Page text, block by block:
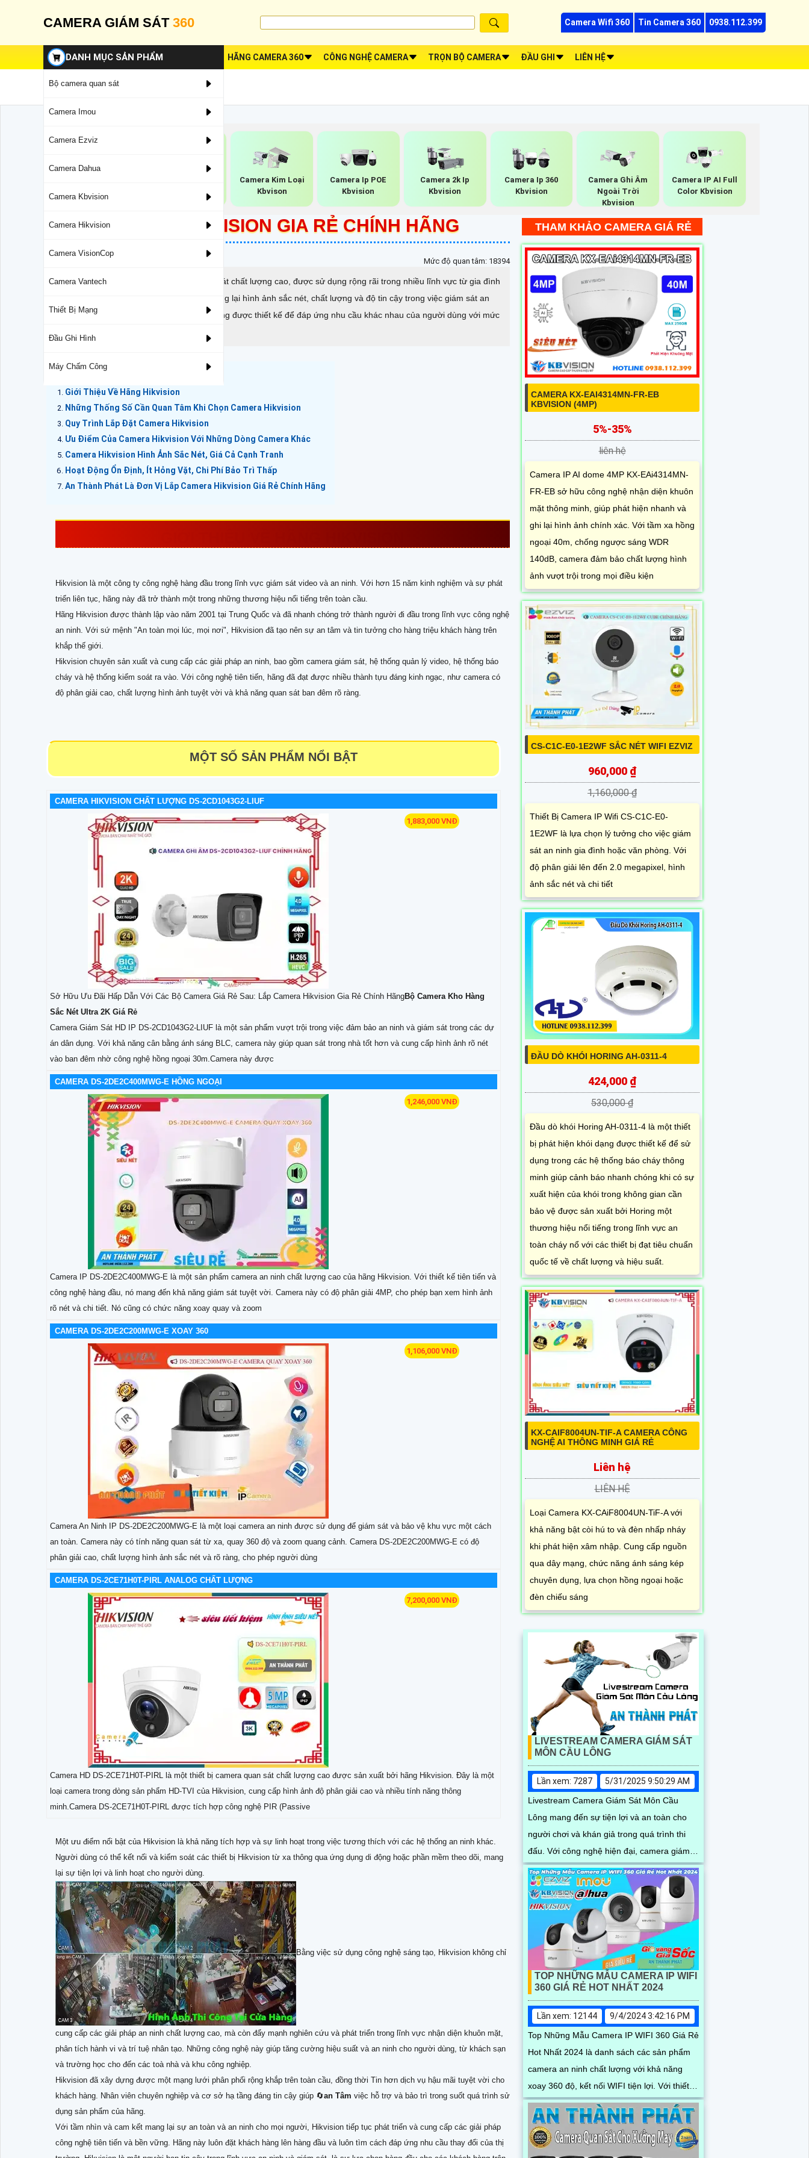
CAMERA GIÁM SÁT 360 Camera Wifi 360 Tin Camera 360 0938.112.399
DANH MỤC SẢN PHẨM
Bộ camera quan sát
Camera Imou
Camera Ezviz
Camera Dahua
Camera Kbvision
Camera Hikvision
Camera VisionCop
Camera Vantech
Thiết Bị Mạng
Đầu Ghi Hình
Máy Chấm Công
HÃNG CAMERA 360 CÔNG NGHỆ CAMERA TRỌN BỘ CAMERA ĐẦU GHI LIÊN HỆ
Camera Kim Loại
Kbvison
Camera Ip POE
Kbvision
Camera 2k Ip
Kbvision
Camera Ip 360
Kbvision
Camera Ghi Âm
Ngoài Trời
Kbvision
Camera IP AI Full
Color Kbvision
LẮP CAMERA HIKVISION GIA RẺ CHÍNH HÃNG
Mức độ quan tâm: 18394
Camera Hikvision là dòng camera giám sát chất lượng cao, được sử dụng rộng rãi trong nhiều lĩnh vực từ gia đình
đến doanh nghiệp. Hikvision cam kết mang lại hình ảnh sắc nét, chất lượng và độ tin cậy trong việc giám sát an
ninh. Camera Hikvision Gia Rẻ Chính Hãng được thiết kế để đáp ứng nhu cầu khác nhau của người dùng với mức
Giới Thiệu Về Hãng Hikvision
Những Thống Số Cần Quan Tâm Khi Chọn Camera Hikvision
Quy Trình Lắp Đặt Camera Hikvision
Ưu Điểm Của Camera Hikvision Với Những Dòng Camera Khác
Camera Hikvision Hình Ảnh Sắc Nét, Giá Cả Cạnh Tranh
Hoạt Động Ổn Định, Ít Hỏng Vặt, Chi Phí Bảo Trì Thấp
An Thành Phát Là Đơn Vị Lắp Camera Hikvision Giá Rẻ Chính Hãng
Hikvision là một công ty công nghệ hàng đầu trong lĩnh vực giám sát video và an ninh. Với hơn 15 năm kinh nghiệm và sự phát
triển liên tục, hãng này đã trở thành một trong những thương hiệu nổi tiếng trên toàn cầu.
Hãng Hikvision được thành lập vào năm 2001 tại Trung Quốc và đã nhanh chóng trở thành người đi đầu trong lĩnh vực công nghệ
an ninh. Với sứ mệnh "An toàn mọi lúc, mọi nơi", Hikvision đã tạo nên sự an tâm và tin tưởng cho hàng triệu khách hàng trên
khắp thế giới.
Hikvision chuyên sản xuất và cung cấp các giải pháp an ninh, bao gồm camera giám sát, hệ thống quản lý video, hệ thống báo
cháy và hệ thống kiểm soát ra vào. Với công nghệ tiên tiến, hãng đã đạt được nhiều thành tựu đáng kinh ngạc, như camera có
độ phân giải cao, chất lượng hình ảnh tuyệt vời và khả năng quan sát ban đêm rõ ràng.
MỘT SỐ SẢN PHẨM NỔI BẬT
CAMERA HIKVISION CHẤT LƯỢNG DS-2CD1043G2-LIUF
1,883,000 VNĐ
Sở Hữu Ưu Đãi Hấp Dẫn Với Các Bộ Camera Giá Rẻ Sau: Lắp Camera Hikvision Gia Rẻ Chính HãngBộ Camera Kho Hàng
Sắc Nét Ultra 2K Giá Rẻ
Camera Giám Sát HD IP DS-2CD1043G2-LIUF là một sản phẩm vượt trội trong việc đảm bảo an ninh và giám sát trong các dự
án dân dụng. Với khả năng cân bằng ánh sáng BLC, camera này giúp quan sát trong nhà tốt hơn và cung cấp hình ảnh rõ nét
vào ban đêm nhờ công nghệ hồng ngoại 30m.Camera này được
CAMERA DS-2DE2C400MWG-E HỒNG NGOẠI
1,246,000 VNĐ
Camera IP DS-2DE2C400MWG-E là một sản phẩm camera an ninh chất lượng cao của hãng Hikvision. Với thiết kế tiên tiến và
công nghệ hàng đầu, nó mang đến khả năng giám sát tuyệt vời. Camera này có độ phân giải 4MP, cho phép bạn xem hình ảnh
rõ nét và chi tiết. Nó cũng có chức năng xoay quay và zoom
CAMERA DS-2DE2C200MWG-E XOAY 360
1,106,000 VNĐ
Camera An Ninh IP DS-2DE2C200MWG-E là một loại camera an ninh được sử dụng để giám sát và bảo vệ khu vực một cách
an toàn. Camera này có tính năng quan sát từ xa, quay 360 độ và zoom quang cảnh. Camera DS-2DE2C200MWG-E có độ
phân giải cao, chất lượng hình ảnh sắc nét và rõ ràng, cho phép người dùng
CAMERA DS-2CE71H0T-PIRL ANALOG CHẤT LƯỢNG
7,200,000 VNĐ
Camera HD DS-2CE71H0T-PIRL là một thiết bị camera quan sát chất lượng cao được sản xuất bởi hãng Hikvision. Đây là một
loại camera trong dòng sản phẩm HD-TVI của Hikvision, cung cấp hình ảnh độ phân giải cao và nhiều tính năng thông
minh.Camera DS-2CE71H0T-PIRL được tích hợp công nghệ PIR (Passive
Một ưu điểm nổi bật của Hikvision là khả năng tích hợp và sự linh hoạt trong việc tương thích với các hệ thống an ninh khác.
Người dùng có thể kết nối và kiểm soát các thiết bị Hikvision từ xa thông qua ứng dụng di động hoặc phần mềm theo dõi, mang
lại sự tiện lợi và linh hoạt cho người dùng.
Bằng việc sử dụng công nghệ sáng tạo, Hikvision không chỉ
cung cấp các giải pháp an ninh chất lượng cao, mà còn đẩy mạnh nghiên cứu và phát triển trong lĩnh vực nhận diện khuôn mặt,
phân tích hành vi và trí tuệ nhân tạo. Những công nghệ này giúp tăng cường hiệu suất và an ninh cho người dùng, từ khách sạn
và trường học cho đến các toà nhà và khu công nghiệp.
Hikvision đã xây dựng được một mạng lưới phân phối rộng khắp trên toàn cầu, đồng thời Tin hơn dịch vụ hậu mãi tuyệt vời cho
khách hàng. Nhân viên chuyên nghiệp và cơ sở hạ tầng đáng tin cậy giúp 🔄an Tâm việc hỗ trợ và bảo trì trong suốt quá trình sử
dụng sản phẩm của hãng.
Với tầm nhìn và cam kết mang lại sự an toàn và an ninh cho mọi người, Hikvision tiếp tục phát triển và cung cấp các giải pháp
công nghệ tiên tiến và bền vững. Hãng này luôn đặt khách hàng lên hàng đầu và luôn tìm cách đáp ứng nhu cầu thay đổi của thị
THAM KHẢO CAMERA GIÁ RẺ
CAMERA KX-EAI4314MN-FR-EB
KBVISION (4MP)
5%-35%
liên hệ
Camera IP AI dome 4MP KX-EAi4314MN-
FR-EB sở hữu công nghệ nhận diện khuôn
mặt thông minh, giúp phát hiện nhanh và
ghi lại hình ảnh chính xác. Với tầm xa hồng
ngoại 40m, chống ngược sáng WDR
140dB, camera đảm bảo chất lượng hình
ảnh vượt trội trong mọi điều kiện
CS-C1C-E0-1E2WF SẮC NÉT WIFI EZVIZ
960,000 ₫
1,160,000 ₫
Thiết Bị Camera IP Wifi CS-C1C-E0-
1E2WF là lựa chọn lý tưởng cho việc giám
sát an ninh gia đình hoặc văn phòng. Với
độ phân giải lên đến 2.0 megapixel, hình
ảnh sắc nét và chi tiết
ĐẦU DÒ KHÓI HORING AH-0311-4
424,000 ₫
530,000 ₫
Đầu dò khói Horing AH-0311-4 là một thiết
bị phát hiện khói dạng được thiết kế để sử
dụng trong các hệ thống báo cháy thông
minh giúp cảnh báo nhanh chóng khi có sự
xuất hiện của khói trong không gian cần
bảo vệ được sản xuất bởi Horing một
thương hiệu nổi tiếng trong lĩnh vực an
toàn cháy nổ với các thiết bị đạt tiêu chuẩn
quốc tế về chất lượng và hiệu suất.
KX-CAIF8004UN-TIF-A CAMERA CÔNG
NGHỆ AI THÔNG MINH GIÁ RẺ
Liên hệ
LIÊN HỆ
Loại Camera KX-CAiF8004UN-TiF-A với
khả năng bật còi hú to và đèn nhấp nháy
khi phát hiện xâm nhập. Cung cấp nguồn
qua dây mạng, chức năng ánh sáng kép
chuyên dụng, lựa chọn hồng ngoại hoặc
đèn chiếu sáng
LIVESTREAM CAMERA GIÁM SÁT
MÔN CẦU LÔNG
Lần xem: 7287
5/31/2025 9:50:29 AM
Livestream Camera Giám Sát Môn Cầu
Lông mang đến sự tiện lợi và an toàn cho
người chơi và khán giả trong quá trình thi
đấu. Với công nghệ hiện đại, camera giám
sát cho phép người xem theo dõi trực tiếp từ
xa mọi diễn biến trận đấu một cách chi tiết
và rõ ràng
TOP NHỮNG MẪU CAMERA IP WIFI
360 GIÁ RẺ HOT NHẤT 2024
Lần xem: 12144
9/4/2024 3:42:16 PM
Top Những Mẫu Camera IP WIFI 360 Giá Rẻ
Hot Nhất 2024 là danh sách các sản phẩm
camera an ninh chất lượng với khả năng
xoay 360 độ, kết nối WIFI tiện lợi. Với thiết
kế hiện đại, độ phân giải cao, chất lượng
hình ảnh sắc nét, độ bền cao và giá cả hợp
lý, đây là sự lựa chọn hàng đầu cho việc
giám sát an ninh trong gia đình, cửa hàng,